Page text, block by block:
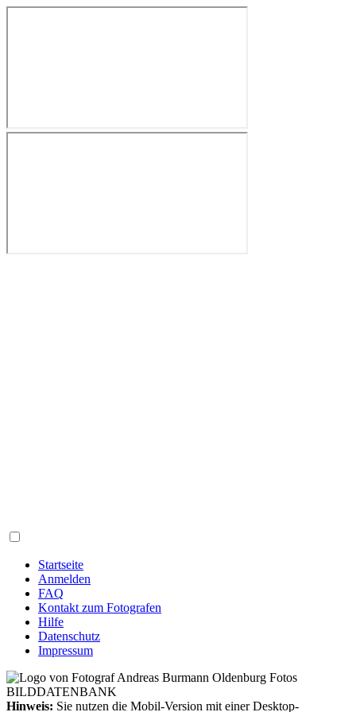
Startseite
Anmelden
FAQ
Kontakt zum Fotografen
Hilfe
Datenschutz
Impressum
Hinweis: Sie nutzen die Mobil-Version mit einer Desktop-